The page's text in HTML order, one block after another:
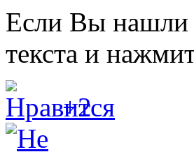
Если Вы нашли
текста и
+2